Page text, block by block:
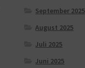
September 2025
August 2025
Juli 2025
Juni 2025